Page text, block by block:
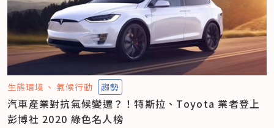
生態環境 氣候行動 趨勢
汽車產業對抗氣候變遷？！特斯拉、Toyota 業者登上
彭博社 2020 綠色名人榜